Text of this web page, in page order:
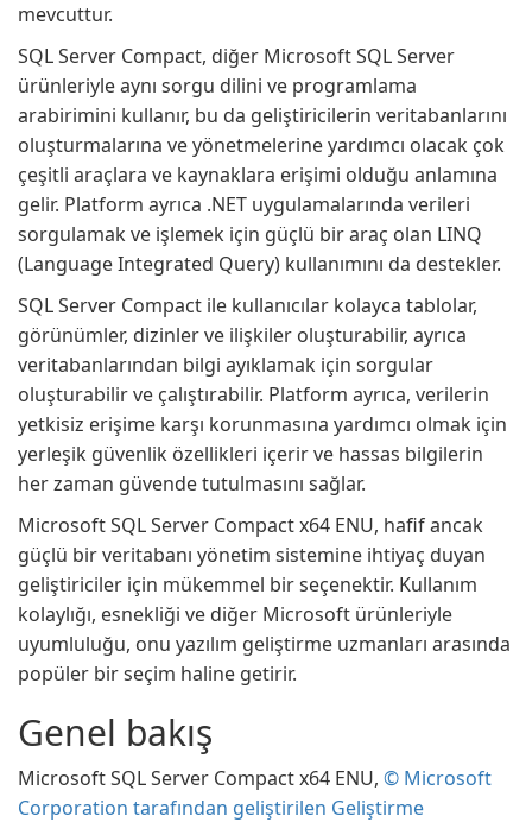
mevcuttur.
SQL Server Compact, diğer Microsoft SQL Server
ürünleriyle aynı sorgu dilini ve programlama
arabirimini kullanır, bu da geliştiricilerin veritabanlarını
oluşturmalarına ve yönetmelerine yardımcı olacak çok
çeşitli araçlara ve kaynaklara erişimi olduğu anlamına
gelir. Platform ayrıca .NET uygulamalarında verileri
sorgulamak ve işlemek için güçlü bir araç olan LINQ
(Language Integrated Query) kullanımını da destekler.
SQL Server Compact ile kullanıcılar kolayca tablolar,
görünümler, dizinler ve ilişkiler oluşturabilir, ayrıca
veritabanlarından bilgi ayıklamak için sorgular
oluşturabilir ve çalıştırabilir. Platform ayrıca, verilerin
yetkisiz erişime karşı korunmasına yardımcı olmak için
yerleşik güvenlik özellikleri içerir ve hassas bilgilerin
her zaman güvende tutulmasını sağlar.
Microsoft SQL Server Compact x64 ENU, hafif ancak
güçlü bir veritabanı yönetim sistemine ihtiyaç duyan
geliştiriciler için mükemmel bir seçenektir. Kullanım
kolaylığı, esnekliği ve diğer Microsoft ürünleriyle
uyumluluğu, onu yazılım geliştirme uzmanları arasında
popüler bir seçim haline getirir.
Genel bakış
Microsoft SQL Server Compact x64 ENU, © Microsoft
Corporation tarafından geliştirilen Geliştirme